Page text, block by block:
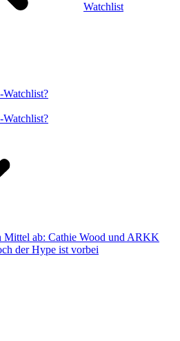
Watchlist
Watchlist?
Watchlist?
Mittel ab: Cathie Wood und ARKK
der Hype ist vorbei